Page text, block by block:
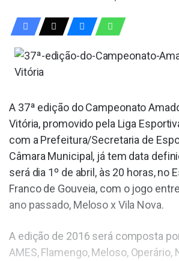
A 37ª edição do Campeonato
Vitória, promovido pela Liga
com a Prefeitura/Secretaria de
Câmara Municipal, já tem data
será dia 1º de abril, às 20 horas, no
Franco de Gouveia, com o jogo
ano passado, Meloso x Vila Nova.
A edição de 2016 será composta
AMES, Flamengo, Meloso, Operário,